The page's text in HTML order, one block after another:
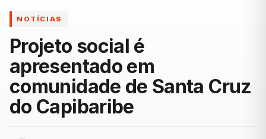
NOTÍCIAS
Projeto social é
apresentado em
comunidade de Santa Cruz
do Capibaribe